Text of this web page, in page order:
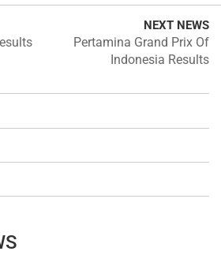
NEXT NEWS
Pertamina Grand Prix Of
Indonesia Results